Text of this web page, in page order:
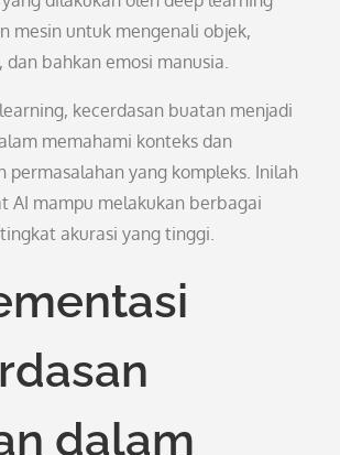
mesin untuk mengenali objek,
dan bahkan emosi manusia.
kecerdasan buatan menjadi
memahami konteks dan
permasalahan yang kompleks. Inilah
AI mampu melakukan berbagai
akurasi yang tinggi.
dalam